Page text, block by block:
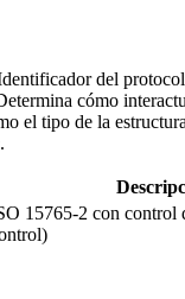
del
cómo
el tipo de la
.
15765-2 con